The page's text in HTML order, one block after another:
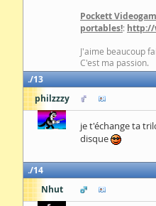
Pockett
portables!: http://
J'aime beaucoup
C'est ma passion.
13
philzzzy
je t'échange ta
disque
14
Nhut